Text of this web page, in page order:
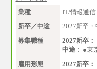
業種
IT/情報通信
新卒／中途
2027新卒・
募集職種
2027新卒：
中途： ●東
雇用形態
2027新卒：